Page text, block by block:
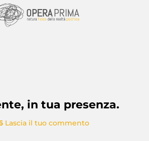
in tua presenza.
Lascia il tuo commento